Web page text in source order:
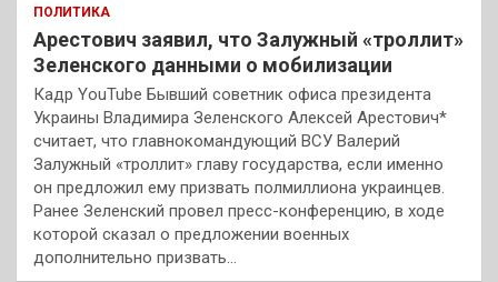
ПОЛИТИКА
Арестович заявил, что Залужный «троллит»
Зеленского данными о мобилизации
Кадр YouTube Бывший советник офиса президента
Украины Владимира Зеленского Алексей Арестович*
считает, что главнокомандующий ВСУ Валерий
Залужный «троллит» главу государства, если именно
он предложил ему призвать полмиллиона украинцев.
Ранее Зеленский провел пресс-конференцию, в ходе
которой сказал о предложении военных
дополнительно призвать…